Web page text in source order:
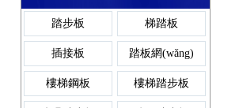
網(wǎng)格溝蓋板 鋼格柵溝蓋板
異型溝蓋板 金屬溝蓋板
熱鍍鋅溝蓋板 溝蓋板鋼格板
踏步板 梯踏板
插接板 踏板網(wǎng)
樓梯鋼板 樓梯踏步板